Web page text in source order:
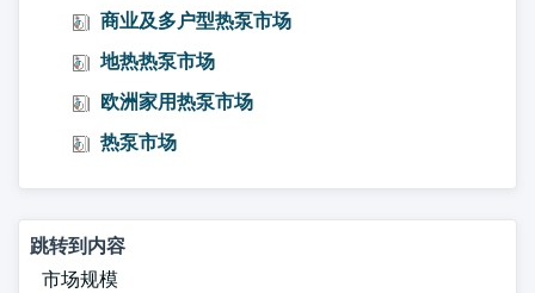
商业及多户型热泵市场
地热热泵市场
欧洲家用热泵市场
热泵市场
跳转到内容
市场规模